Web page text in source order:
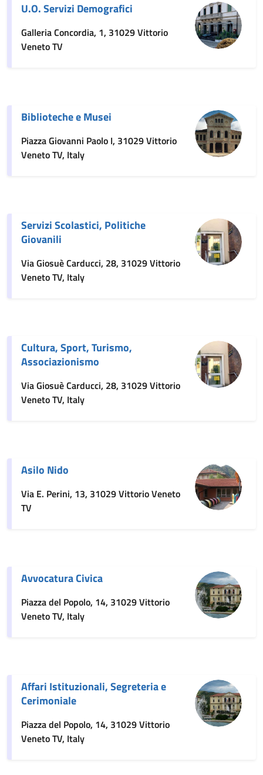
U.O. Servizi Demografici
Galleria Concordia, 1, 31029 Vittorio
Veneto TV
Biblioteche e Musei
Piazza Giovanni Paolo I, 31029 Vittorio
Veneto TV, Italy
Servizi Scolastici, Politiche
Giovanili
Via Giosuè Carducci, 28, 31029 Vittorio
Veneto TV, Italy
Cultura, Sport, Turismo,
Associazionismo
Via Giosuè Carducci, 28, 31029 Vittorio
Veneto TV, Italy
Asilo Nido
Via E. Perini, 13, 31029 Vittorio Veneto
TV
Avvocatura Civica
Piazza del Popolo, 14, 31029 Vittorio
Veneto TV, Italy
Affari Istituzionali, Segreteria e
Cerimoniale
Piazza del Popolo, 14, 31029 Vittorio
Veneto TV, Italy